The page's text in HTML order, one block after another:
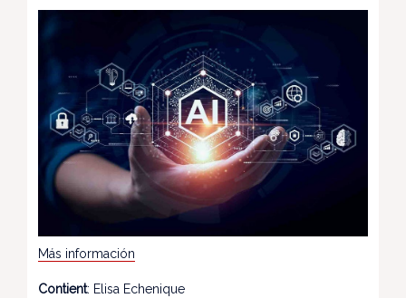
Más información
Contient: Elisa Echenique